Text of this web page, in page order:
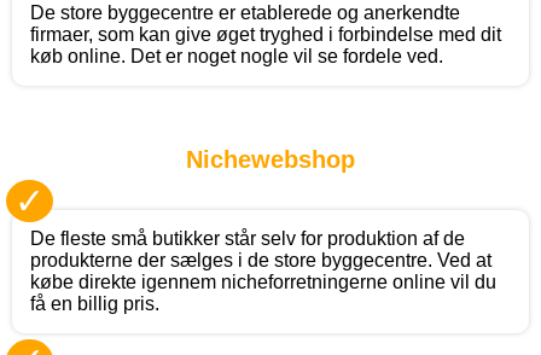
De store byggecentre er etablerede og anerkendte
firmaer, som kan give øget tryghed i forbindelse med dit
køb online. Det er noget nogle vil se fordele ved.
Nichewebshop
✓
De fleste små butikker står selv for produktion af de
produkterne der sælges i de store byggecentre. Ved at
købe direkte igennem nicheforretningerne online vil du
få en billig pris.